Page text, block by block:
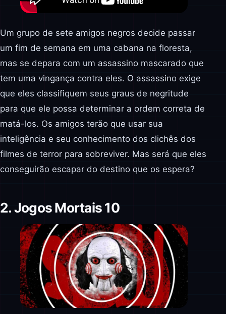
Um grupo de sete amigos negros decide passar
um fim de semana em uma cabana na floresta,
mas se depara com um assassino mascarado que
tem uma vingança contra eles. O assassino exige
que eles classifiquem seus graus de negritude
para que ele possa determinar a ordem correta de
matá-los. Os amigos terão que usar sua
inteligência e seu conhecimento dos clichês dos
filmes de terror para sobreviver. Mas será que eles
conseguirão escapar do destino que os espera?
2. Jogos Mortais 10